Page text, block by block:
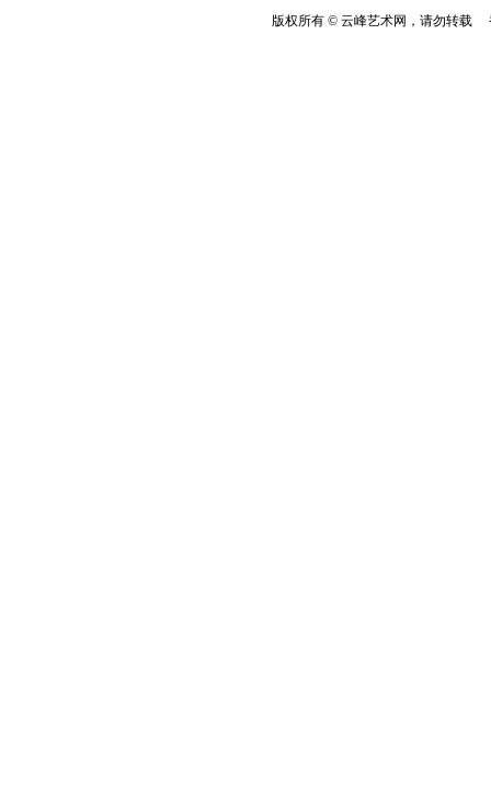
版权所有 © 云峰艺术网，请勿转载